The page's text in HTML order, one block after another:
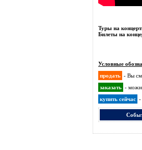
Туры на
Билеты на
Условные
продать - Вы
заказать -
купить сейчас -